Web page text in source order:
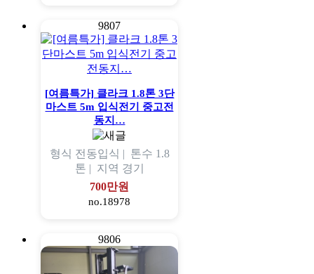
9807
[여름특가] 클라크 1.8톤 3단
마스트 5m 입식전기 중고전
동지…
형식 전동입식 | 톤수 1.8
톤 | 지역 경기
700만원
no.18978
9806